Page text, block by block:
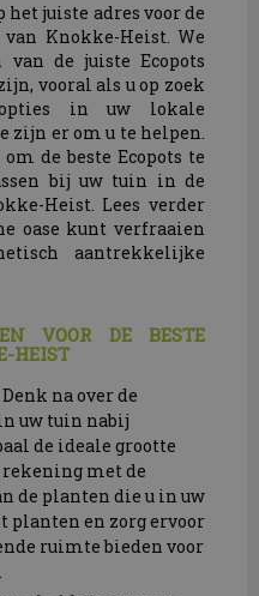
het juiste adres voor de
Knokke-Heist. We
de juiste Ecopots
vooral als u op zoek
in uw lokale
zijn er om u te helpen.
de beste Ecopots te
bij uw tuin in de
Heist. Lees verder
oase kunt verfraaien
aantrekkelijke
VOOR DE BESTE
HEIST
Denk na over de
uw tuin nabij
de ideale grootte
rekening met de
de planten die u in uw
en zorg ervoor
ruimte bieden voor